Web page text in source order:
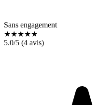
Sans engagement
★★★★★
5.0/5 (4 avis)